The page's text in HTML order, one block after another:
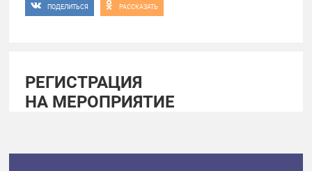
ПОДЕЛИТЬСЯ РАССКАЗАТЬ
РЕГИСТРАЦИЯ
НА МЕРОПРИЯТИЕ